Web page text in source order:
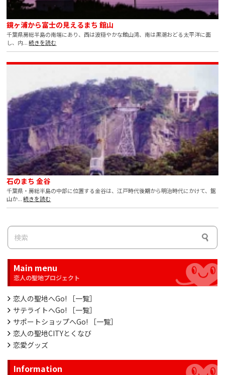
鏡ヶ浦から富士の見えるまち 館山
千葉県房総半島の南端にあり、西は波穏やかな館山湾、南は黒潮おどる太平洋に面
し、内... 続きを読む
石のまち 金谷
千葉県・房総半島の中部に位置する金谷は、江戸時代後期から明治時代にかけて、鋸
山か... 続きを読む
Main menu
恋人の聖地へGo! ［一覧］
サテライトへGo! ［一覧］
サポートショップへGo! ［一覧］
恋人の聖地CITYとくなび
恋愛グッズ
Information